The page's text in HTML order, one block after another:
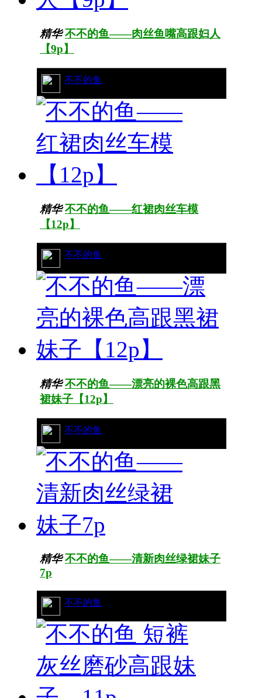
精华 不不的鱼——肉丝鱼嘴高跟妇人
【9p】
不不的鱼
精华 不不的鱼——红裙肉丝车模
【12p】
不不的鱼
精华 不不的鱼——漂亮的裸色高跟黑
裙妹子【12p】
不不的鱼
精华 不不的鱼——清新肉丝绿裙妹子
7p
不不的鱼